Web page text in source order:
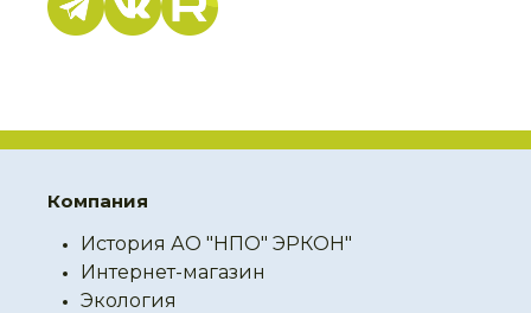
Компания
История АО "НПО" ЭРКОН"
Интернет-магазин
Экология